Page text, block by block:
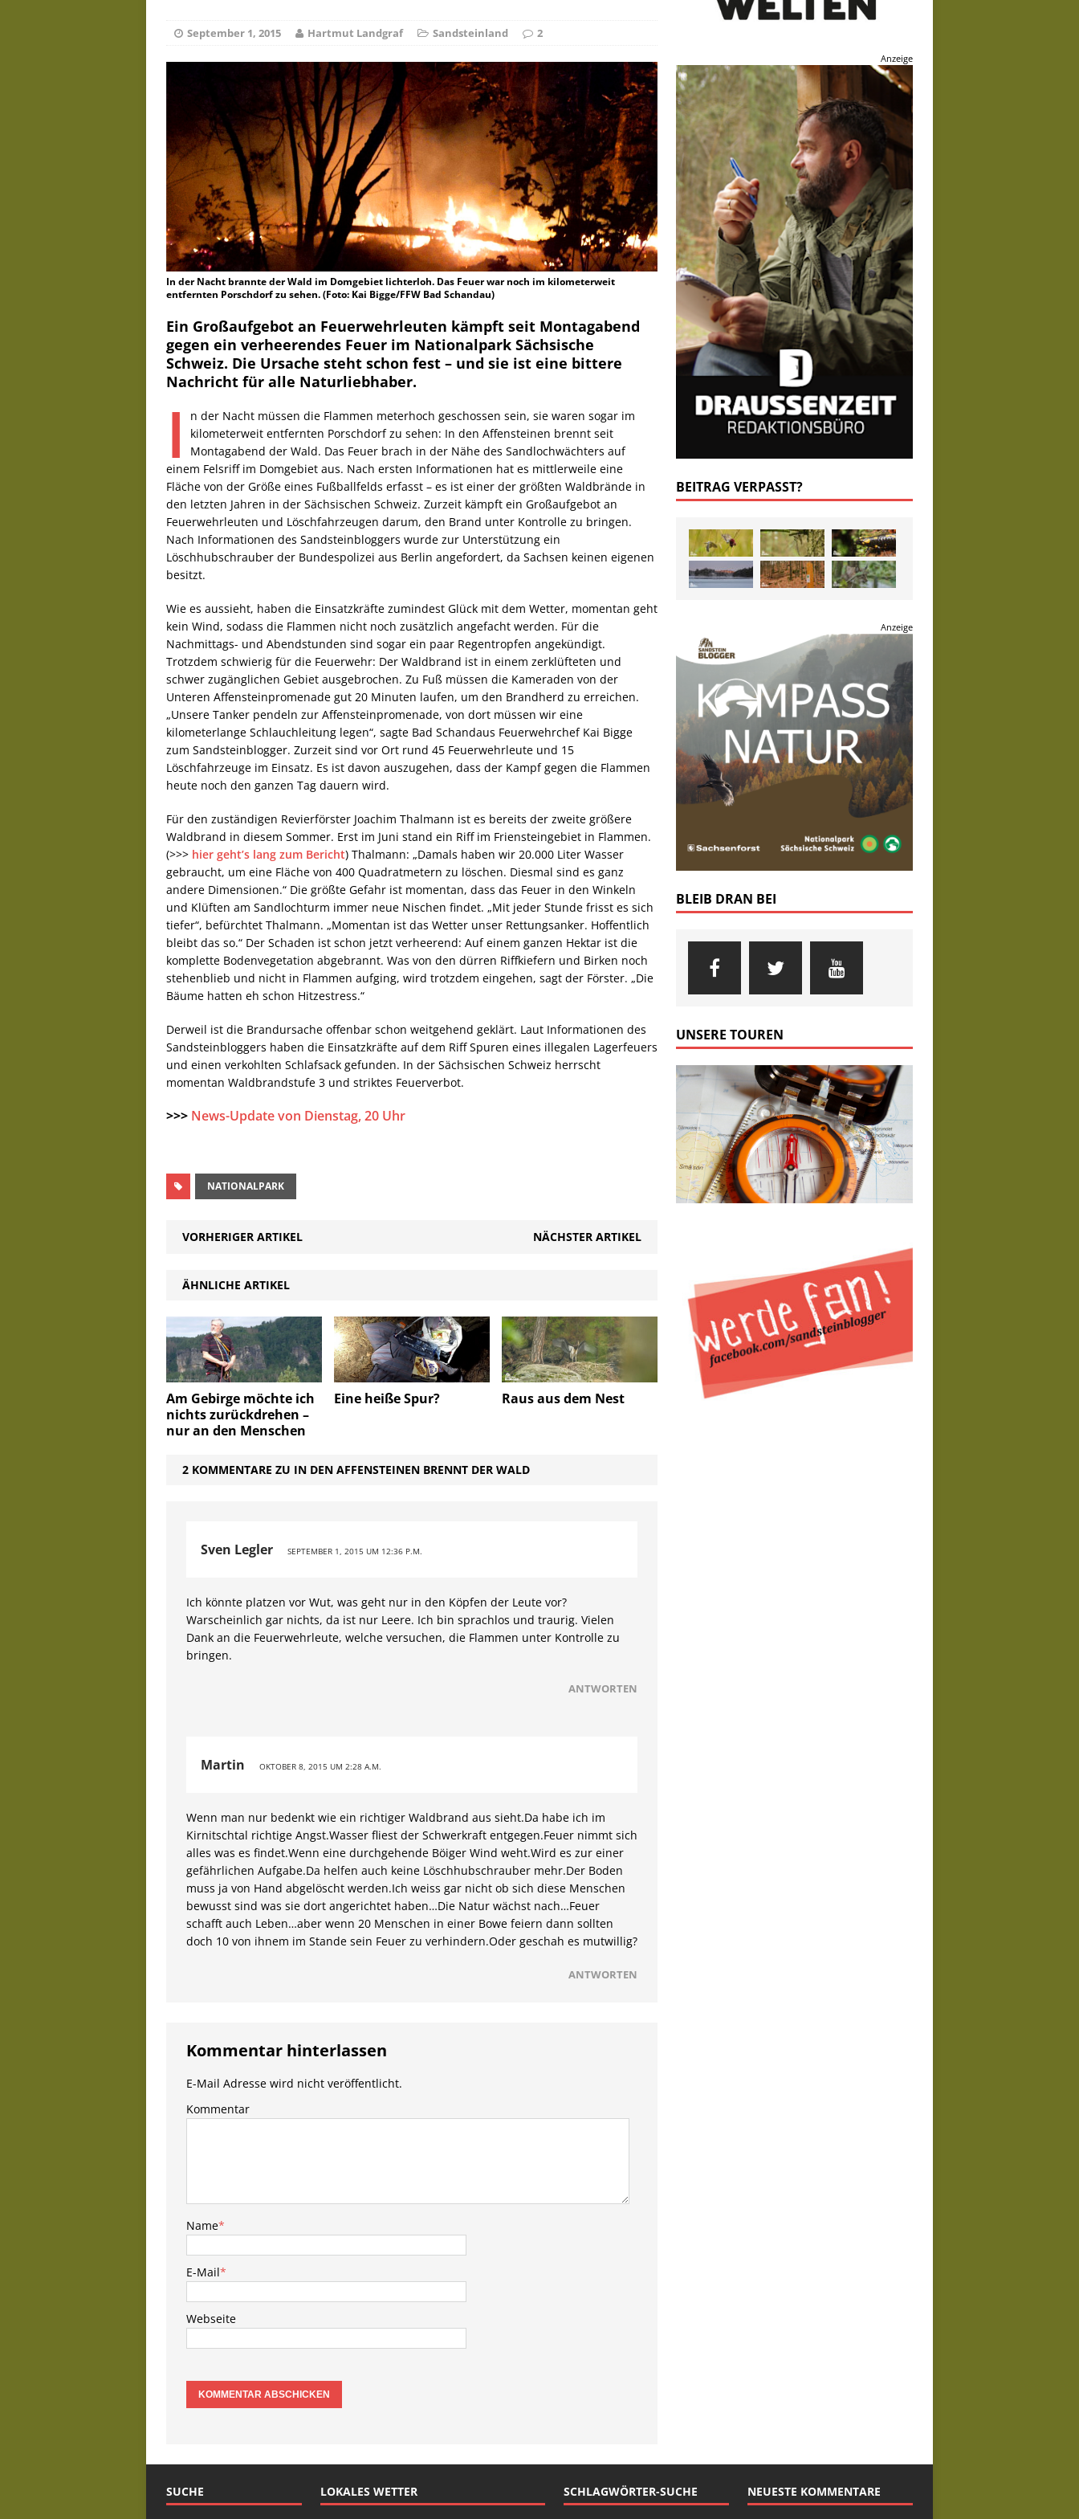
Juli 23, 2026 Der Falschspieler DRAUSSEN
September 1, 2015 Hartmut Landgraf Sandsteinland 2
In der Nacht brannte der Wald im Domgebiet lichterloh. Das Feuer war noch im kilometerweit
entfernten Porschdorf zu sehen. (Foto: Kai Bigge/FFW Bad Schandau)
Ein Großaufgebot an Feuerwehrleuten kämpft seit Montagabend
gegen ein verheerendes Feuer im Nationalpark Sächsische
Schweiz. Die Ursache steht schon fest – und sie ist eine bittere
Nachricht für alle Naturliebhaber.
I
n der Nacht müssen die Flammen meterhoch geschossen sein, sie waren sogar im
kilometerweit entfernten Porschdorf zu sehen: In den Affensteinen brennt seit
Montagabend der Wald. Das Feuer brach in der Nähe des Sandlochwächters auf
einem Felsriff im Domgebiet aus. Nach ersten Informationen hat es mittlerweile eine
Fläche von der Größe eines Fußballfelds erfasst – es ist einer der größten Waldbrände in
den letzten Jahren in der Sächsischen Schweiz. Zurzeit kämpft ein Großaufgebot an
Feuerwehrleuten und Löschfahrzeugen darum, den Brand unter Kontrolle zu bringen.
Nach Informationen des Sandsteinbloggers wurde zur Unterstützung ein
Löschhubschrauber der Bundespolizei aus Berlin angefordert, da Sachsen keinen eigenen
besitzt.
Wie es aussieht, haben die Einsatzkräfte zumindest Glück mit dem Wetter, momentan geht
kein Wind, sodass die Flammen nicht noch zusätzlich angefacht werden. Für die
Nachmittags- und Abendstunden sind sogar ein paar Regentropfen angekündigt.
Trotzdem schwierig für die Feuerwehr: Der Waldbrand ist in einem zerklüfteten und
schwer zugänglichen Gebiet ausgebrochen. Zu Fuß müssen die Kameraden von der
Unteren Affensteinpromenade gut 20 Minuten laufen, um den Brandherd zu erreichen.
„Unsere Tanker pendeln zur Affensteinpromenade, von dort müssen wir eine
kilometerlange Schlauchleitung legen“, sagte Bad Schandaus Feuerwehrchef Kai Bigge
zum Sandsteinblogger. Zurzeit sind vor Ort rund 45 Feuerwehrleute und 15
Löschfahrzeuge im Einsatz. Es ist davon auszugehen, dass der Kampf gegen die Flammen
heute noch den ganzen Tag dauern wird.
Für den zuständigen Revierförster Joachim Thalmann ist es bereits der zweite größere
Waldbrand in diesem Sommer. Erst im Juni stand ein Riff im Friensteingebiet in Flammen.
(>>> hier geht’s lang zum Bericht) Thalmann: „Damals haben wir 20.000 Liter Wasser
gebraucht, um eine Fläche von 400 Quadratmetern zu löschen. Diesmal sind es ganz
andere Dimensionen.“ Die größte Gefahr ist momentan, dass das Feuer in den Winkeln
und Klüften am Sandlochturm immer neue Nischen findet. „Mit jeder Stunde frisst es sich
tiefer“, befürchtet Thalmann. „Momentan ist das Wetter unser Rettungsanker. Hoffentlich
bleibt das so.“ Der Schaden ist schon jetzt verheerend: Auf einem ganzen Hektar ist die
komplette Bodenvegetation abgebrannt. Was von den dürren Riffkiefern und Birken noch
stehenblieb und nicht in Flammen aufging, wird trotzdem eingehen, sagt der Förster. „Die
Bäume hatten eh schon Hitzestress.“
Derweil ist die Brandursache offenbar schon weitgehend geklärt. Laut Informationen des
Sandsteinbloggers haben die Einsatzkräfte auf dem Riff Spuren eines illegalen Lagerfeuers
und einen verkohlten Schlafsack gefunden. In der Sächsischen Schweiz herrscht
momentan Waldbrandstufe 3 und striktes Feuerverbot.
>>> News-Update von Dienstag, 20 Uhr
NATIONALPARK
VORHERIGER ARTIKEL NÄCHSTER ARTIKEL
ÄHNLICHE ARTIKEL
Am Gebirge möchte ich
nichts zurückdrehen –
nur an den Menschen
Eine heiße Spur? Raus aus dem Nest
2 KOMMENTARE ZU IN DEN AFFENSTEINEN BRENNT DER WALD
Sven Legler SEPTEMBER 1, 2015 UM 12:36 P.M.
Ich könnte platzen vor Wut, was geht nur in den Köpfen der Leute vor?
Warscheinlich gar nichts, da ist nur Leere. Ich bin sprachlos und traurig. Vielen
Dank an die Feuerwehrleute, welche versuchen, die Flammen unter Kontrolle zu
bringen.
ANTWORTEN
Martin OKTOBER 8, 2015 UM 2:28 A.M.
Wenn man nur bedenkt wie ein richtiger Waldbrand aus sieht.Da habe ich im
Kirnitschtal richtige Angst.Wasser fliest der Schwerkraft entgegen.Feuer nimmt sich
alles was es findet.Wenn eine durchgehende Böiger Wind weht.Wird es zur einer
gefährlichen Aufgabe.Da helfen auch keine Löschhubschrauber mehr.Der Boden
muss ja von Hand abgelöscht werden.Ich weiss gar nicht ob sich diese Menschen
bewusst sind was sie dort angerichtet haben…Die Natur wächst nach…Feuer
schafft auch Leben…aber wenn 20 Menschen in einer Bowe feiern dann sollten
doch 10 von ihnem im Stande sein Feuer zu verhindern.Oder geschah es mutwillig?
ANTWORTEN
Kommentar hinterlassen
E-Mail Adresse wird nicht veröffentlicht.
Kommentar
Name*
E-Mail*
Webseite
Anzeige
BEITRAG VERPASST?
Anzeige
BLEIB DRAN BEI
UNSERE TOUREN
SUCHE LOKALES WETTER SCHLAGWÖRTER-SUCHE NEUESTE KOMMENTARE